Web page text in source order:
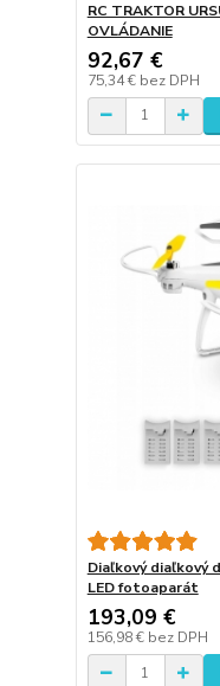
RC TRAKTOR
OVLÁDANIE
92,67 €
75,34 € bez DPH
Diaľkový diaľkový
LED fotoaparát
193,09 €
156,98 € bez DPH